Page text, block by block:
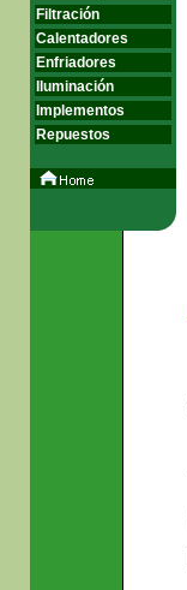
Filtración
Calentadores
Enfriadores
Iluminación
Implementos
Repuestos